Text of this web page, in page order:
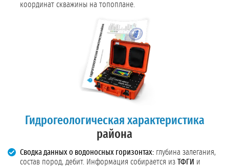
координат скважины на топоплане.
Гидрогеологическая характеристика
района
Сводка данных о водоносных горизонтах: глубина залегания,
состав пород, дебит. Информация собирается из ТФГИ и